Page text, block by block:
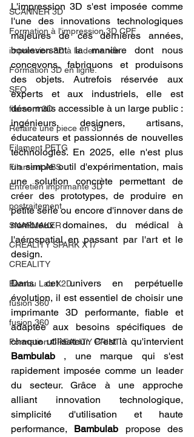
SCANNER 3D
Formation à l'impression 3D CPF
impression 3D à la demande
Formation 3D en ligne.
SEO
filament 3D
Refaire une piece en 3D
Filament PETG
Filament ABS
Entretien imprimante 3D
postraitement
SNAPMAKER
CRÉALITY SPARK X I7
CREALITY
Bambu Lab X2D
fusion 360
fusion 360
Formation CREALITY PRINT
L'impression 3D s'est imposée comme
l'une des innovations technologiques
majeures de ces dernières années,
bouleversant la manière dont nous
concevons, fabriquons et produisons
des objets. Autrefois réservée aux
experts et aux industriels, elle est
désormais accessible à un large public :
ingénieurs, designers, artisans,
éducateurs et passionnés de nouvelles
technologies. En 2025, elle n'est plus
un simple outil d'expérimentation, mais
une solution concrète permettant de
créer des prototypes, de produire en
petite série ou encore d'innover dans de
nombreux domaines, du médical à
l'aérospatial en passant par l'art et le
design.
Dans cet univers en perpétuelle
évolution, il est essentiel de choisir une
imprimante 3D performante, fiable et
adaptée aux besoins spécifiques de
chaque utilisateur. C'est là qu'intervient
Bambulab , une marque qui s'est
rapidement imposée comme un leader
du secteur. Grâce à une approche
alliant innovation technologique,
simplicité d'utilisation et haute
performance, Bambulab propose des